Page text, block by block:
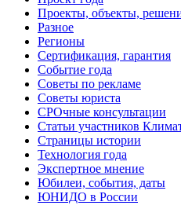
Проекты, объекты,
Разное
Регионы
Сертификация, гарантия
Событие года
Советы по рекламе
Советы юриста
СРОчные консультации
Статьи участников
Страницы истории
Технология года
Экспертное мнение
Юбилеи, события, даты
ЮНИДО в России